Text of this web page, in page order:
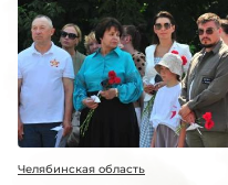
Челябинская область